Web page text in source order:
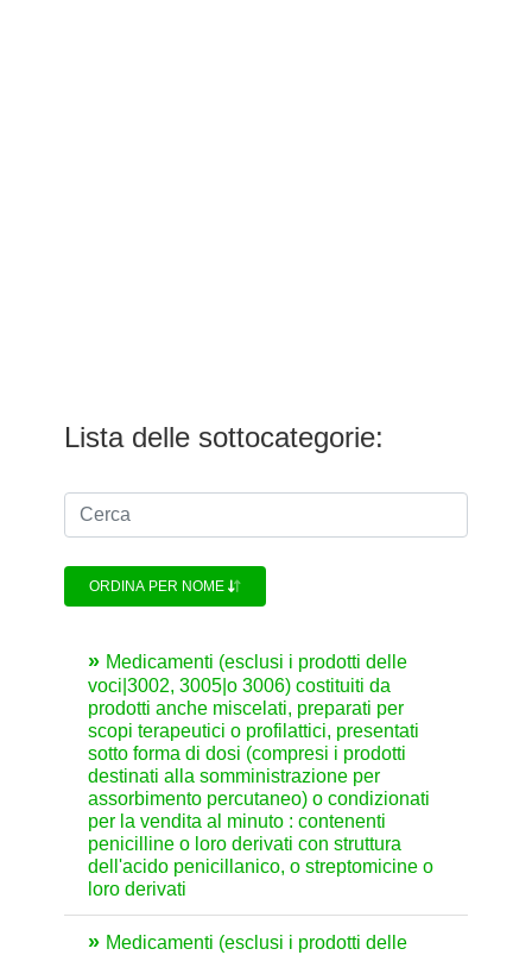
Lista delle sottocategorie:
ORDINA PER NOME
Medicamenti (esclusi i prodotti delle
voci|3002, 3005|o 3006) costituiti da
prodotti anche miscelati, preparati per
scopi terapeutici o profilattici, presentati
sotto forma di dosi (compresi i prodotti
destinati alla somministrazione per
assorbimento percutaneo) o condizionati
per la vendita al minuto : contenenti
penicilline o loro derivati con struttura
dell'acido penicillanico, o streptomicine o
loro derivati
Medicamenti (esclusi i prodotti delle